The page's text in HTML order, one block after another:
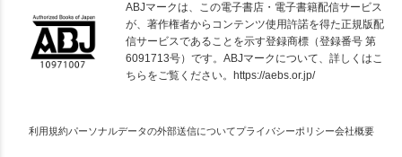
ABJマークは、この電子書店・電子書籍配信サービス
が、著作権者からコンテンツ使用許諾を得た正規版配
信サービスであることを示す登録商標（登録番号 第
6091713号）です。ABJマークについて、詳しくはこ
ちらをご覧ください。
https://aebs.or.jp/
利用規約パーソナルデータの外部送信についてプライバシーポリシー会社概要